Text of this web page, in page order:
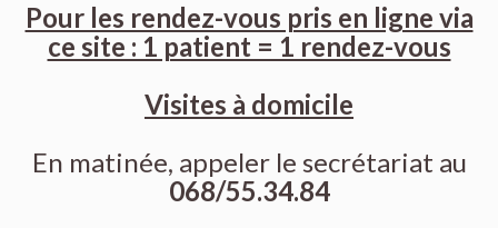
Pour les rendez-vous pris en ligne via
ce site : 1 patient = 1 rendez-vous
Visites à domicile
En matinée, appeler le secrétariat au
068/55.34.84